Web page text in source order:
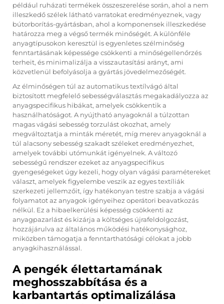
például ruházati termékek összeszerelése során, ahol a nem
illeszkedő szélek látható varratokat eredményeznek, vagy
bútorborítás-gyártásban, ahol a komponensek illeszkedése
határozza meg a végső termék minőségét. A különféle
anyagtípusokon keresztül is egyenletes szélminőség
fenntartásának képessége csökkenti a minőségellenőrzés
terheit, és minimalizálja a visszautasítási arányt, ami
közvetlenül befolyásolja a gyártás jövedelmezőségét.
Az élminőségen túl az automatikus textílvágó által
biztosított megfelelő sebességválasztás megakadályozza az
anyagspecifikus hibákat, amelyek csökkentik a
használhatóságot. A nyújtható anyagoknál a túlzottan
magas vágási sebesség torzulást okozhat, amely
megváltoztatja a minták méretét, míg merev anyagoknál a
túl alacsony sebesség szakadt széleket eredményezhet,
amelyek további utómunkát igényelnek. A változó
sebességű rendszer ezeket az anyagspecifikus
gyengeségeket úgy kezeli, hogy olyan vágási paramétereket
választ, amelyek figyelembe veszik az egyes textíliák
szerkezeti jellemzőit, így hatékonyan testre szabja a vágási
folyamatot az anyagok igényeihez operátori beavatkozás
nélkül. Ez a hibaelkerülési képesség csökkenti az
anyagpazarlást és kizárja a költséges újrafeldolgozást,
hozzájárulva az általános működési hatékonysághoz,
miközben támogatja a fenntarthatósági célokat a jobb
anyagkihasználással.
A pengék élettartamának
meghosszabbítása és a
karbantartás optimalizálása